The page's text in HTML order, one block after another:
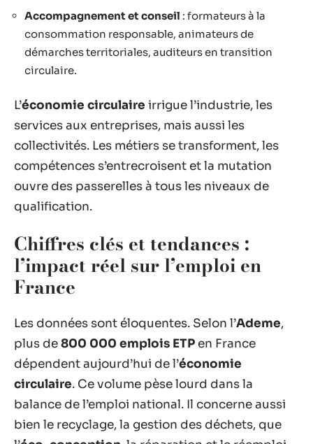
Accompagnement et conseil : formateurs à la
consommation responsable, animateurs de
démarches territoriales, auditeurs en transition
circulaire.
L’économie circulaire irrigue l’industrie, les
services aux entreprises, mais aussi les
collectivités. Les métiers se transforment, les
compétences s’entrecroisent et la mutation
ouvre des passerelles à tous les niveaux de
qualification.
Chiffres clés et tendances :
l’impact réel sur l’emploi en
France
Les données sont éloquentes. Selon l’Ademe,
plus de800 000 emplois ETP en France
dépendent aujourd’hui de l’économie
circulaire. Ce volume pèse lourd dans la
balance de l’emploi national. Il concerne aussi
bien le recyclage, la gestion des déchets, que